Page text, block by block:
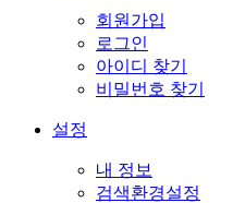
회원가입
로그인
아이디 찾기
비밀번호 찾기
설정
내 정보
검색환경설정